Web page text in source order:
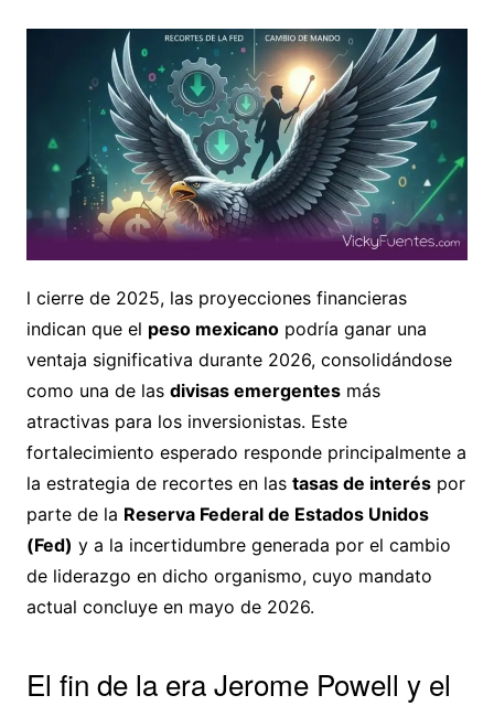
l cierre de 2025, las proyecciones financieras
indican que el peso mexicanopodría ganar una
ventaja significativa durante 2026, consolidándose
como una de las divisas emergentesmás
atractivas para los inversionistas. Este
fortalecimiento esperado responde principalmente a
la estrategia de recortes en las tasas de interéspor
parte de la Reserva Federal de Estados Unidos
(Fed) y a la incertidumbre generada por el cambio
de liderazgo en dicho organismo, cuyo mandato
actual concluye en mayo de 2026.
El fin de la era Jerome Powell y el